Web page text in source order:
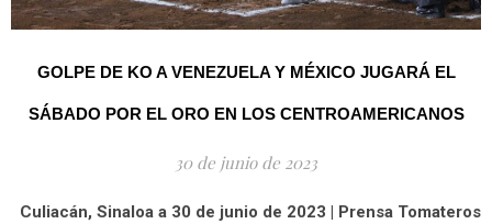
GOLPE DE KO A VENEZUELA Y MÉXICO JUGARÁ EL
SÁBADO POR EL ORO EN LOS CENTROAMERICANOS
30 de junio de 2023
Culiacán, Sinaloa a 30 de junio de 2023 | Prensa Tomateros